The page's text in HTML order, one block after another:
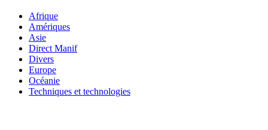
Afrique
Amériques
Asie
Direct Manif
Divers
Europe
Océanie
Techniques et technologies